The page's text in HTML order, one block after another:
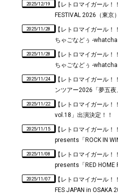
2025/12/19
【レトロマイガール
FESTIVAL 2026（東京
2025/11/28
【レトロマイガール！
ちゃごなどぅ -
2025/11/28
【レトロマイガール！
ちゃごなどぅ -
2025/11/24
【レトロマイガール
ンツアー2026「夢五夜
2025/11/22
【レトロマイガール
vol.18」出演決定！！
2025/11/15
【レトロマイガール
presents「ROCK IN
2025/11/08
【レトロマイガール
presents「RED HOME
2025/11/07
【レトロマイガール
FES JAPAN in OSAKA